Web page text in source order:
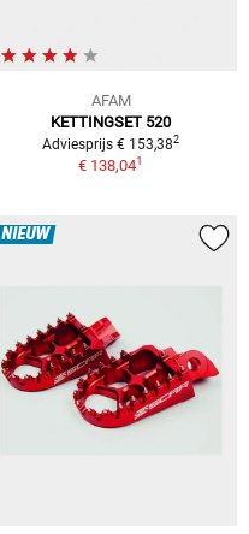
AFAM
KETTINGSET 520
Adviesprijs € 153,382
€ 138,041
NIEUW